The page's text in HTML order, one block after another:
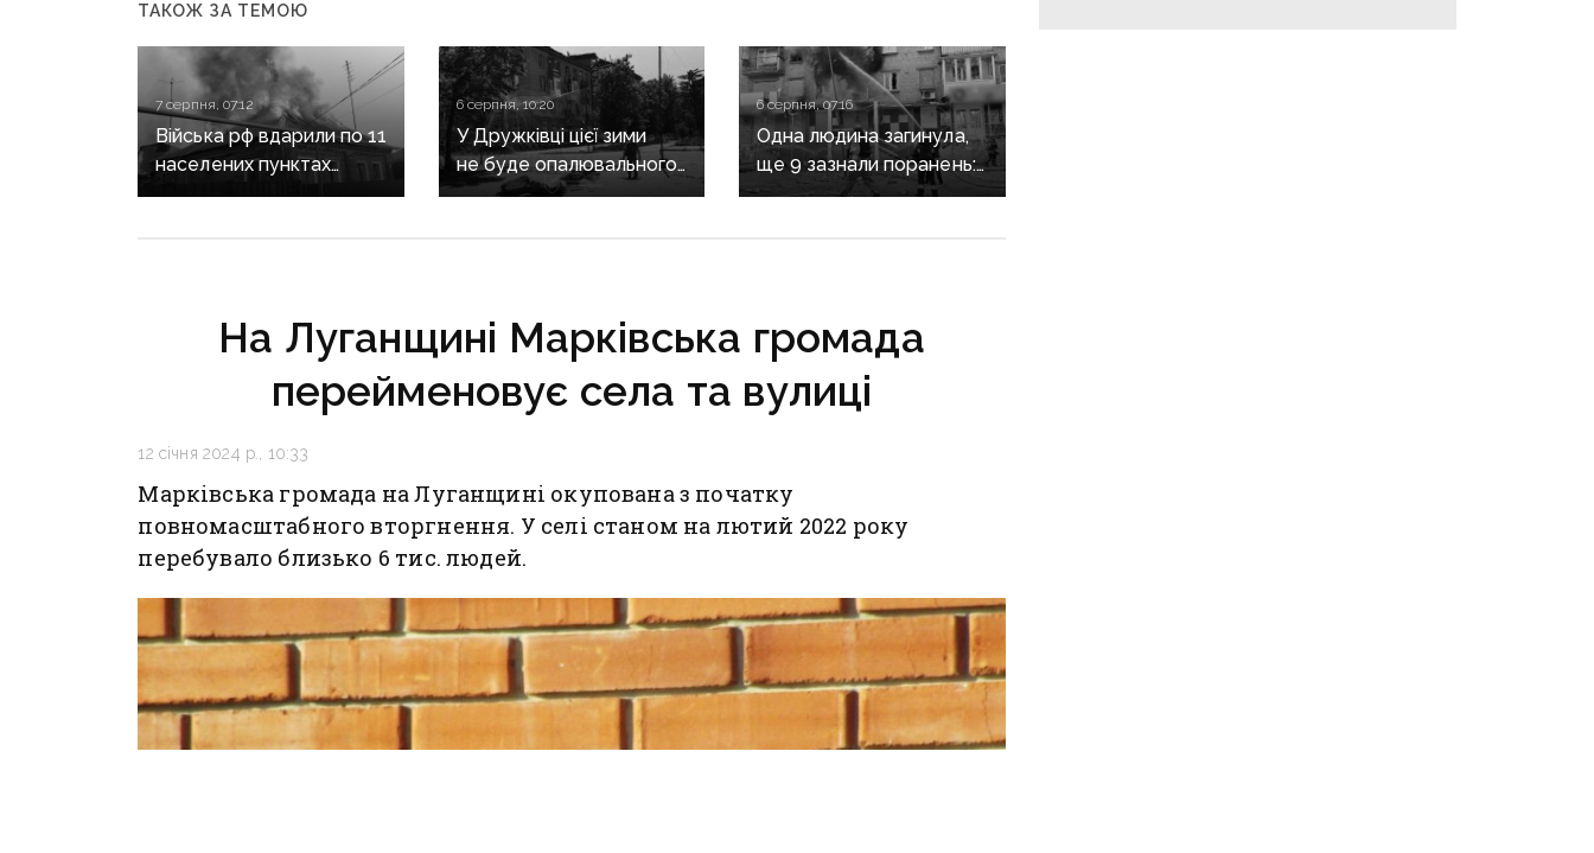
ТАКОЖ ЗА ТЕМОЮ
7 серпня, 07:12
Війська рф вдарили по 11
населених пунктах
Донеччини: одна людина
6 серпня, 10:20
У Дружківці цієї зими
не буде опалювального
сезону: фронт
6 серпня, 07:16
Одна людина загинула,
ще 9 зазнали поранень:
воєнні злочини
На Луганщині Марківська громада
перейменовує села та вулиці
12 січня 2024 р., 10:33
Марківська громада на Луганщині окупована з початку
повномасштабного вторгнення. У селі станом на лютий 2022 року
перебувало близько 6 тис. людей.